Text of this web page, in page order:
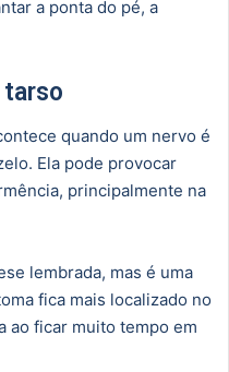
a ponta do pé, a
quando um nervo é
Ela pode provocar
principalmente na
lembrada, mas é uma
fica mais localizado no
ao ficar muito tempo em